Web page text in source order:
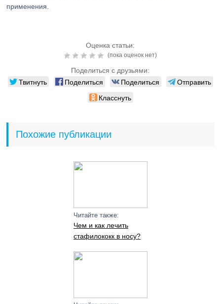
применения.
Оценка статьи:
(пока оценок нет)
Поделиться с друзьями:
Твитнуть Поделиться Поделиться
Отправить
Класснуть
Похожие публикации
Читайте также:
Чем и как лечить
стафилококк в носу?